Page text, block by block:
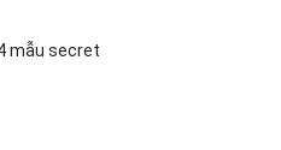
mẫu secret